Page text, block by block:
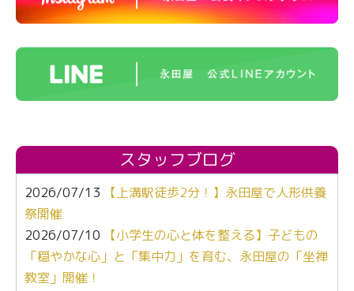
スタッフブログ
2026/07/13
【上溝駅徒歩2分！】永田屋で人形供養
祭開催
2026/07/10
【小学生の心と体を整える】子どもの
「穏やかな心」と「集中力」を育む、永田屋の「坐禅
教室」開催！